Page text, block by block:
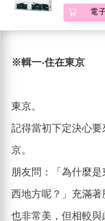
電
※輯一‧住在東京
東京。
記得當初下定決心
京。
朋友問：「為什麼
西地方呢？」充滿
也非常美，但相較